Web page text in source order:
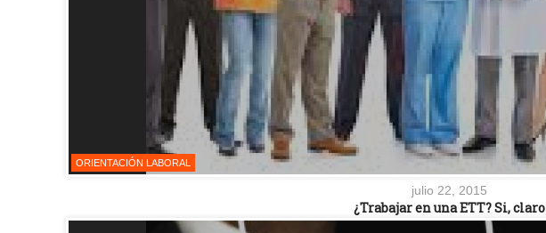
ORIENTACIÓN LABORAL
julio 22, 2015
¿Trabajar en una ETT? Si, claro